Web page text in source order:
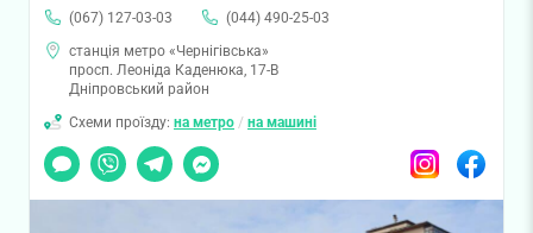
(067) 127-03-03
(044) 490-25-03
станція метро «Чернігівська»
просп. Леоніда Каденюка, 17-В
Дніпровський район
Схеми проїзду: на метро / на машині
Чат
Viber TelegramMessenger InstagramFacebook